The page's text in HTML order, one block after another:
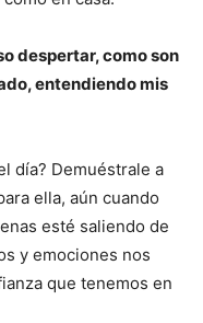
despertar, como son
entendiendo mis
día? Demuéstrale a
ella, aún cuando
esté saliendo de
y emociones nos
que tenemos en